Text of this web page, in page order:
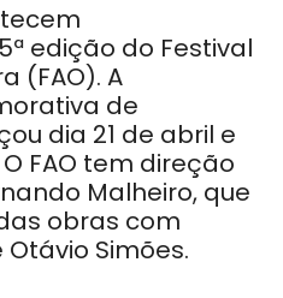
edição do Festival
(FAO). A
de
dia 21 de abril e
FAO tem direção
Malheiro, que
obras com
Simões.